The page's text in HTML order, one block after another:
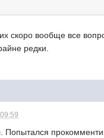
скоро вообще все
редки.